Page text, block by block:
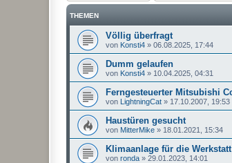
THEMEN
Völlig überfragt
von Konsti4 » 06.08.2025, 17:44
Dumm gelaufen
von Konsti4 » 10.04.2025, 04:31
Ferngesteuerter Mitsubishi
von LightningCat » 17.10.2007, 19:53
Haustüren gesucht
von MitterMike » 18.01.2021, 15:34
Klimaanlage für die Werkstatt
von ronda » 29.01.2023, 14:01